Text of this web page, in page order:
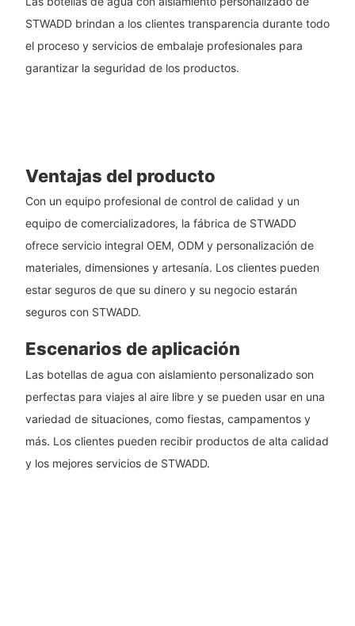
STWADD brindan a los clientes transparencia durante todo
el proceso y servicios de embalaje profesionales para
garantizar la seguridad de los productos.
Ventajas del producto
Con un equipo profesional de control de calidad y un
equipo de comercializadores, la fábrica de STWADD
ofrece servicio integral OEM, ODM y personalización de
materiales, dimensiones y artesanía. Los clientes pueden
estar seguros de que su dinero y su negocio estarán
seguros con STWADD.
Escenarios de aplicación
Las botellas de agua con aislamiento personalizado son
perfectas para viajes al aire libre y se pueden usar en una
variedad de situaciones, como fiestas, campamentos y
más. Los clientes pueden recibir productos de alta calidad
y los mejores servicios de STWADD.